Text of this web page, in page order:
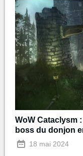
WoW Cataclysm
boss du donjon
18 mai 2024